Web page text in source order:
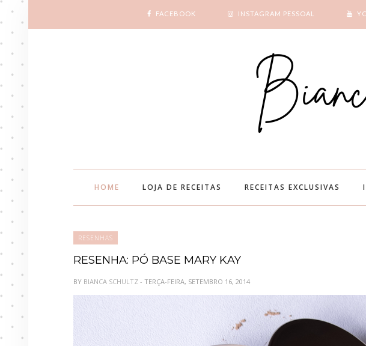
FACEBOOK INSTAGRAM PESSOAL
HOME LOJA DE RECEITAS RECEITAS EXCLUSIVAS
RESENHAS
RESENHA: PÓ BASE MARY KAY
BY BIANCA SCHULTZ - TERÇA-FEIRA, SETEMBRO 16, 2014